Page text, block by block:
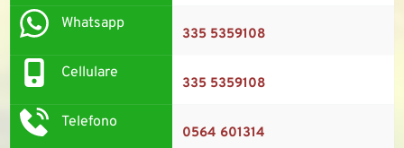
Whatsapp
335 5359108
Cellulare
335 5359108
Telefono
0564 601314